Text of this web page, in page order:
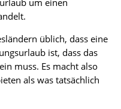
üblich, dass eine
ist, dass das
muss. Es macht also
als was tatsächlich